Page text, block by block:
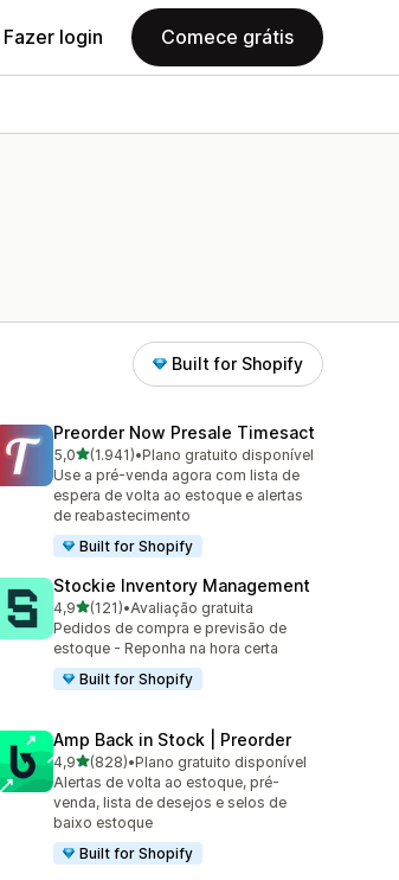
Fazer login Comece grátis
Built for Shopify
Preorder Now Presale Timesact
5,0de 5 estrelas
(1.941)
1941 avaliações ao todo
•Plano gratuito disponível
Use a pré-venda agora com lista de
espera de volta ao estoque e alertas
de reabastecimento
Built for Shopify
Stockie Inventory Management
4,9de 5 estrelas
(121)
121 avaliações ao todo
•Avaliação gratuita
Pedidos de compra e previsão de
estoque - Reponha na hora certa
Built for Shopify
Amp Back in Stock | Preorder
4,9de 5 estrelas
(828)
828 avaliações ao todo
•Plano gratuito disponível
Alertas de volta ao estoque, pré-
venda, lista de desejos e selos de
baixo estoque
Built for Shopify